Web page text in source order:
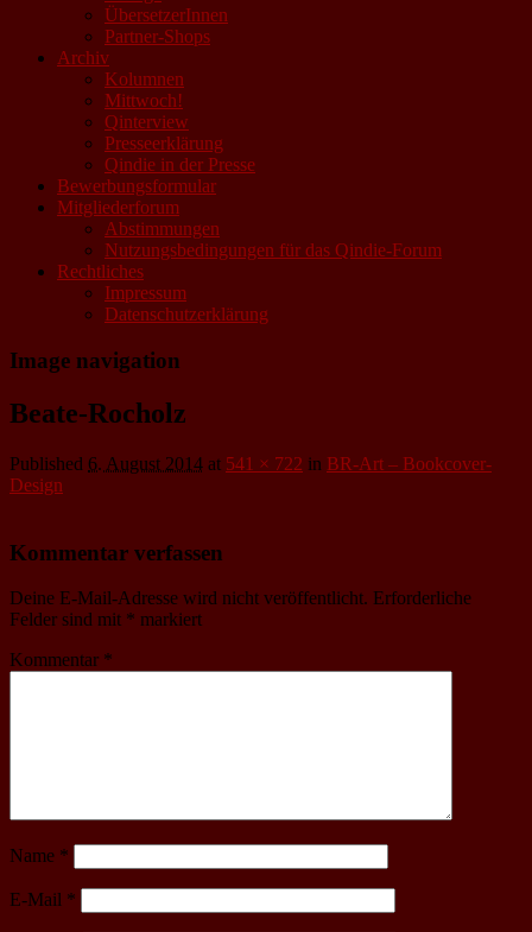
ÜbersetzerInnen
Partner-Shops
Archiv
Kolumnen
Mittwoch!
Qinterview
Presseerklärung
Qindie in der Presse
Bewerbungsformular
Mitgliederforum
Abstimmungen
Nutzungsbedingungen für das Qindie-Forum
Rechtliches
Impressum
Datenschutzerklärung
Image navigation
Beate-Rocholz
Published 6. August 2014 at 541 × 722 in BR-Art – Bookcover-
Design
Kommentar verfassen
Deine E-Mail-Adresse wird nicht veröffentlicht. Erforderliche
Felder sind mit * markiert
Kommentar *
Name *
E-Mail *